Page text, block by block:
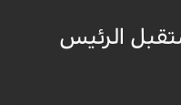
الرئيس